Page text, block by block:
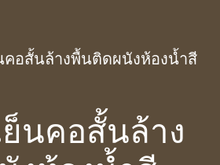
คอสั้นล้างพื้นติดผนังห้องน้ำสี
นคอสั้นล้าง